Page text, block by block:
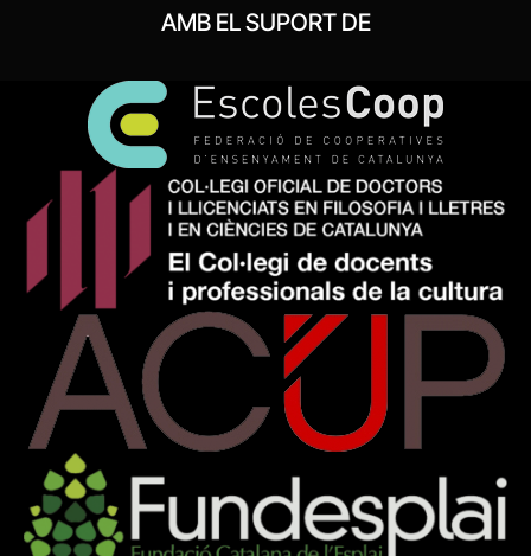
AMB EL SUPORT DE